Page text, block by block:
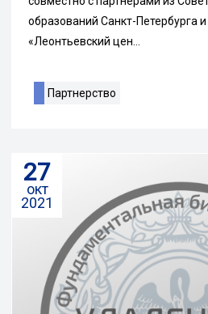
образований Санкт-Петербурга
«Леонтьевский цен...
Партнерство
27
окт
2021